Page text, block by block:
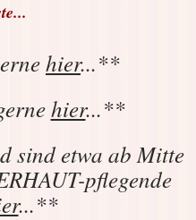
hier...**
hier...**
sind etwa ab Mitte
pflegende
...**